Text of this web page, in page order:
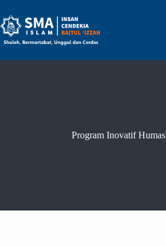
Program Inovatif Humas